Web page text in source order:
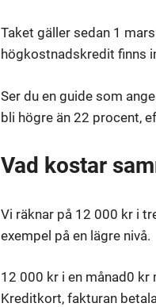
Taket gäller sedan 1
högkostnadskredit finns
Ser du en guide som
bli högre än 22 procent,
Vad kostar
Vi räknar på 12 000 kr i
exempel på en lägre nivå.
12 000 kr i en månad 0 kr
Kreditkort, fakturan